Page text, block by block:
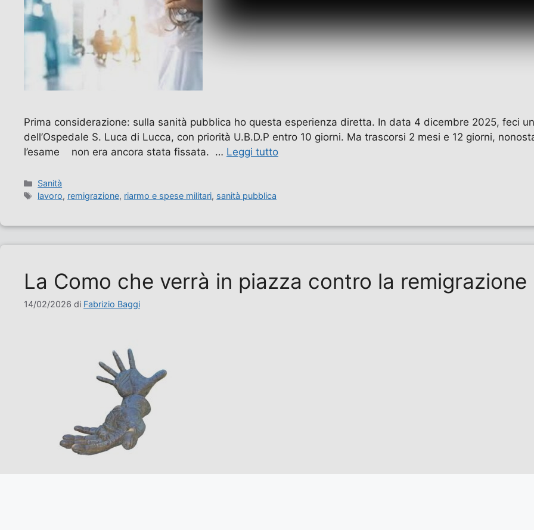
Prima considerazione: sulla sanità pubblica ho questa esperienza diretta. In data 4 dicembre 2025, feci
dell’Ospedale S. Luca di Lucca, con priorità U.B.D.P entro 10 giorni. Ma trascorsi 2 mesi e 12 giorni,
l’esame non era ancora stata fissata. … Leggi tutto
Categorie
Sanità
Tag
lavoro, remigrazione, riarmo e spese militari, sanità pubblica
La Como che verrà in piazza contro la remigrazione
14/02/2026 di Fabrizio Baggi